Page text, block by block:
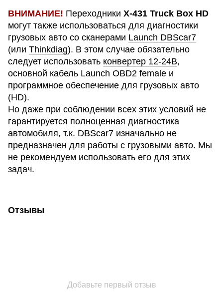
ВНИМАНИЕ! Переходники X-431 Truck Box HD
могут также использоваться для диагностики
грузовых авто со сканерами Launch DBScar7
(или Thinkdiag). В этом случае обязательно
следует использовать конвертер 12-24В,
основной кабель Launch OBD2 female и
программное обеспечение для грузовых авто
(HD).
Но даже при соблюдении всех этих условий не
гарантируется полноценная диагностика
автомобиля, т.к. DBScar7 изначально не
предназначен для работы с грузовыми авто. Мы
не рекомендуем использовать его для этих
задач.
Отзывы
Добавьте первый отзыв